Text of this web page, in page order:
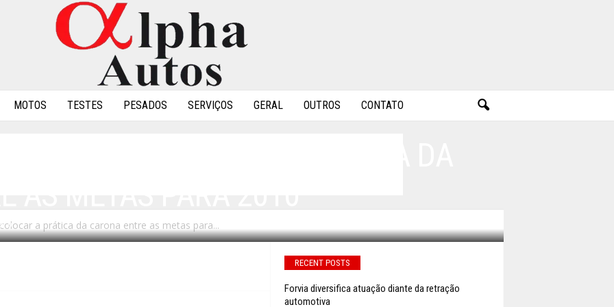
MOTOS TESTES PESADOS SERVIÇOS GERAL OUTROS CONTATO
a prática da carona entre as metas para...
0
RECENT POSTS
Forvia diversifica atuação diante da retração
automotiva